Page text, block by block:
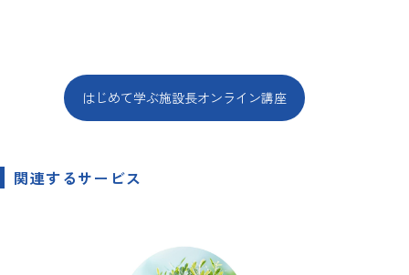
はじめて学ぶ施設長オンライン講座
関連するサービス